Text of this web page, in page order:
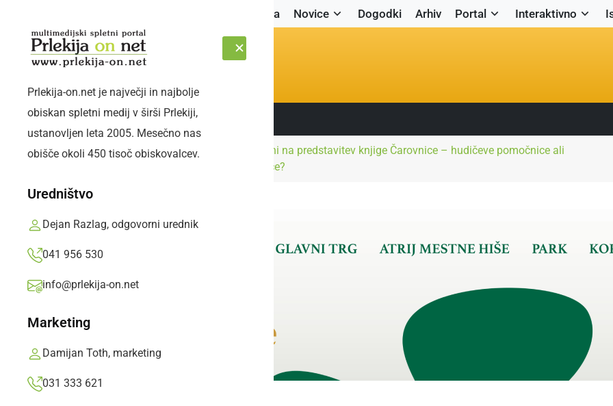
Naslovnica Novice Dogodki Arhiv Portal Interaktivno
PETEK, 7. AVGUST 2026 Sledite nam:
Prlekija-on.net je največji in najbolje
obiskan spletni medij v širši Prlekiji,
ustanovljen leta 2005. Mesečno nas
obišče okoli 450 tisoč obiskovalcev.
Uredništvo
Dejan Razlag, odgovorni urednik
041 956 530
info@prlekija-on.net
Marketing
Damijan Toth, marketing
031 333 621
Naslovnica
Kultura in
Vabljeni na predstavitev knjige Čarovnice – hudičeve pomočnice ali
svetnice?